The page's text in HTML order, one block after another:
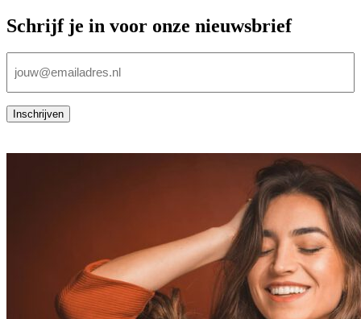
Schrijf je in voor onze nieuwsbrief
mailadres
Inschrijven